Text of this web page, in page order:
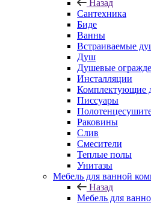
Назад
Сантехника
Биде
Ванны
Встраиваемые
Душ
Душевые
Инсталляции
Комплектующие
Писсуары
Раковины
Слив
Смесители
Теплые полы
Унитазы
Мебель для ванной
Назад
Мебель для